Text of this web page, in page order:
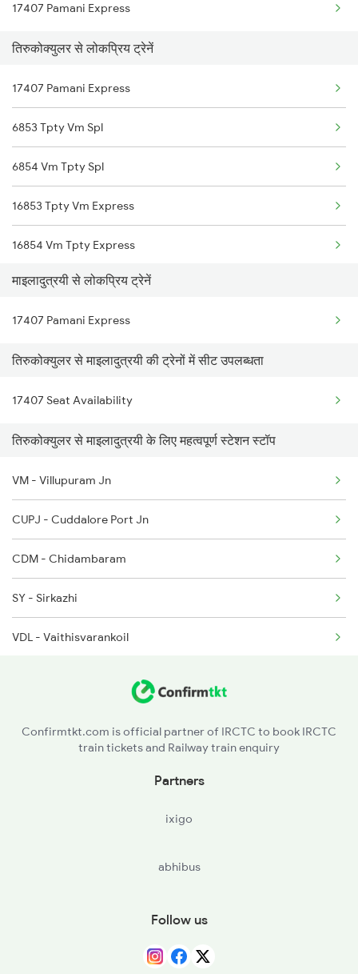
Mayiladuthurai to Warangal Trains
Mayiladuthurai to Manamadurai Trains
Mayiladuthurai to Kadapa Trains
Mayiladuthurai to Pandaravadai Trains
Mayiladuthurai to Kuttalam Trains
17407 Pamani Express
तिरुकोक्युलर से लोकप्रिय ट्रेनें
17407 Pamani Express
6853 Tpty Vm Spl
6854 Vm Tpty Spl
16853 Tpty Vm Express
16854 Vm Tpty Express
17413 Puduchery Exp
11005 Puducherry Exp
11006 Chalukya Exp
17408 Pamani Express
22605 Prr Ten Sf Exp
22606 Vm Prr Sf Exp
माइलादुत्रयी से लोकप्रिय ट्रेनें
17407 Pamani Express
तिरुकोक्युलर से माइलादुत्रयी की ट्रेनों में सीट उपलब्धता
17407 Seat Availability
तिरुकोक्युलर से माइलादुत्रयी के लिए महत्वपूर्ण स्टेशन स्टॉप
VM - Villupuram Jn
CUPJ - Cuddalore Port Jn
CDM - Chidambaram
SY - Sirkazhi
VDL - Vaithisvarankoil
Confirmtkt.com is official partner of IRCTC to book IRCTC
train tickets and Railway train enquiry
Partners
ixigo
abhibus
Follow us